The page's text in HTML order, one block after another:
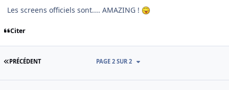
Les screens officiels sont.... AMAZING !
Citer
PREMIÈRE PAGE
PRÉCÉDENT PAGE 2 SUR 2